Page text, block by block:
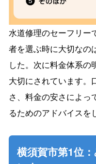
水道修理のセーフリー
者を選ぶ時に大切なの
した。次に料金体系の
大切にされています。
さ、料金の安さによっ
るためのアドバイスを
横須賀市第1位